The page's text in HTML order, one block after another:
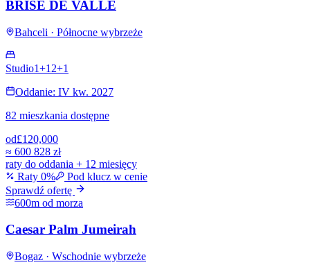
BRISE DE VALLE
Bahceli · Północne wybrzeże
Studio1+1 2+1
Oddanie: IV kw. 2027
82 mieszkania dostępne
od£120,000
≈ 600 828 zł
raty do oddania + 12 miesięcy
Raty 0%
Pod klucz w cenie
Sprawdź ofertę
600m od morza
Caesar Palm Jumeirah
Bogaz · Wschodnie wybrzeże